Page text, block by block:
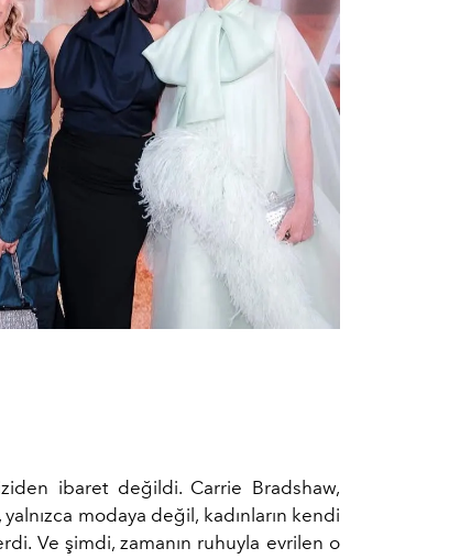
ibaret değildi. Carrie Bradshaw,
yalnızca modaya değil, kadınların kendi
Ve şimdi, zamanın ruhuyla evrilen o